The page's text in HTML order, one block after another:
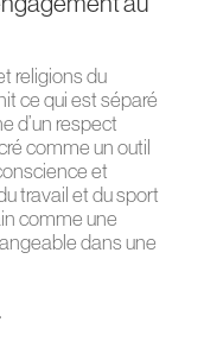
religions du
ce qui est séparé
d’un respect
comme un outil
et
travail et du sport
comme une
dans une